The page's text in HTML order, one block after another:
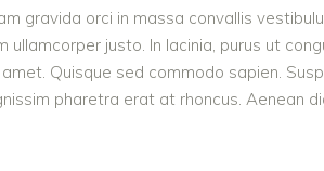
gravida orci in massa convallis
justo. In lacinia, purus ut
Quisque sed commodo sapien.
pharetra erat at rhoncus. Aenean